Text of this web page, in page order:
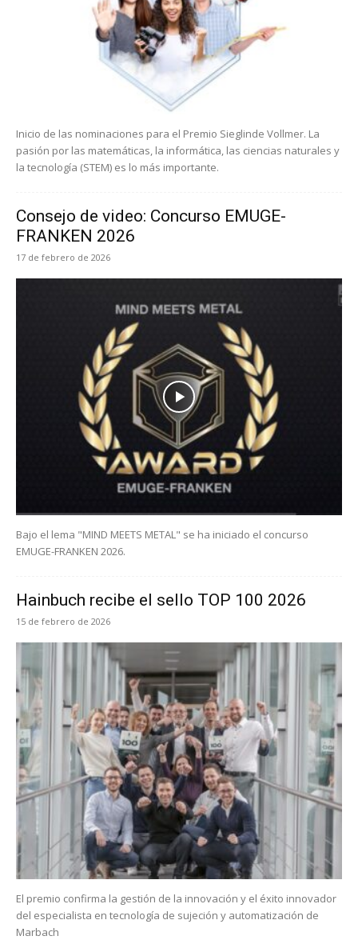
Inicio de las nominaciones para el Premio Sieglinde Vollmer. La
pasión por las matemáticas, la informática, las ciencias naturales y
la tecnología (STEM) es lo más importante.
Consejo de video: Concurso EMUGE-
FRANKEN 2026
17 de febrero de 2026
Bajo el lema "MIND MEETS METAL" se ha iniciado el concurso
EMUGE-FRANKEN 2026.
Hainbuch recibe el sello TOP 100 2026
15 de febrero de 2026
El premio confirma la gestión de la innovación y el éxito innovador
del especialista en tecnología de sujeción y automatización de
Marbach